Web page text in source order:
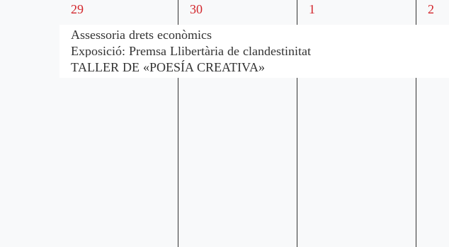
3
esdeveniments,
29
Assessoria drets econòmics
Exposició: Premsa Llibertària de clandestinitat
TALLER DE «POESÍA CREATIVA»
3
esdeveniments,
30
3
1
3
2